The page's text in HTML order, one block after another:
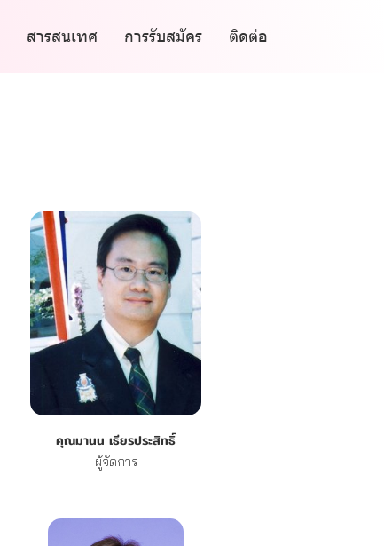
สารสนเทศ การรับสมัคร ติดต่อ
คุณมานน เธียรประสิทธิ์
ผู้จัดการ